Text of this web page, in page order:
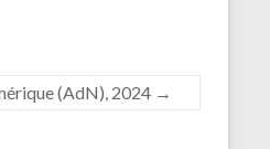
(AdN), 2024 →